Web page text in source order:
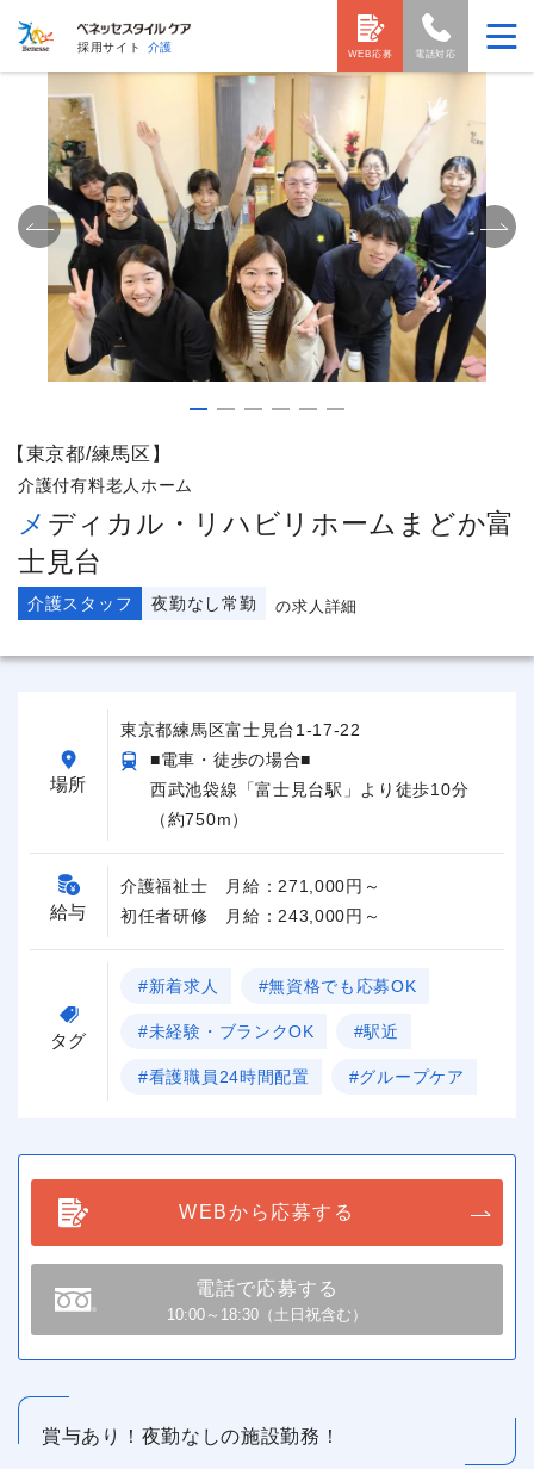
採用サイト 介護
電話対応
WEB応募
【東京都/練馬区】
介護付有料老人ホーム
メディカル・リハビリホームまどか富
士見台
介護スタッフ 夜勤なし常勤 の求人詳細
場所
東京都練馬区富士見台1-17-22
■電車・徒歩の場合■
西武池袋線「富士見台駅」より徒歩10分
（約750m）
給与
介護福祉士 月給：271,000円～
初任者研修 月給：243,000円～
タグ
#新着求人 #無資格でも応募OK
#未経験・ブランクOK #駅近
#看護職員24時間配置 #グループケア
WEBから応募する
電話で応募する
10:00～18:30（土日祝含む）
賞与あり！夜勤なしの施設勤務！